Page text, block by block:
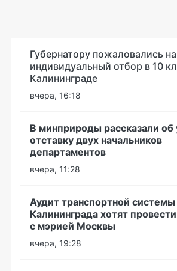
Губернатору пожаловались на
индивидуальный отбор в 10
Калининграде
вчера, 16:18
В минприроды рассказали об
отставку двух начальников
департаментов
вчера, 11:28
Аудит транспортной системы
Калининграда хотят
с мэрией Москвы
вчера, 19:28